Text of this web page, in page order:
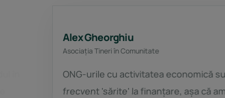
Alex Gheorghiu
Asociația Tineri în Comunitate
ONG-urile cu activitatea economică sunt
frecvent 'sărite' la finanțare, așa că am